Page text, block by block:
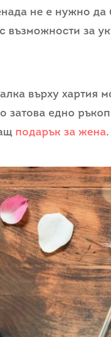
не е нужно
възможности за
върху хартия
затова едно
подарък за жена.